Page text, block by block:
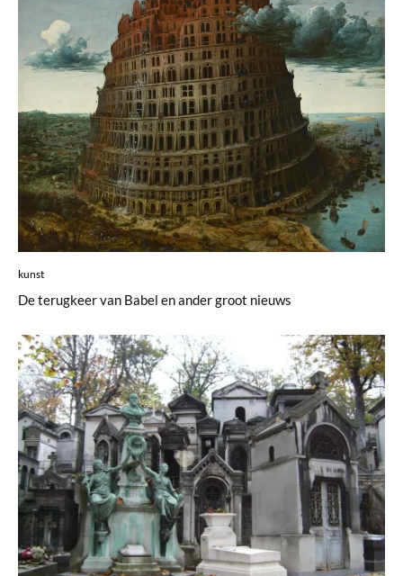
kunst
De terugkeer van Babel en ander groot nieuws